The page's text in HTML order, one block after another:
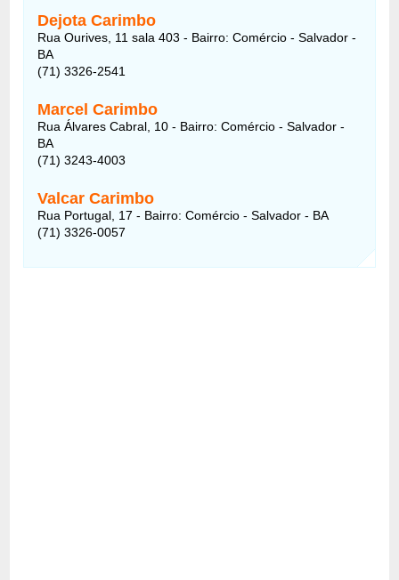
Dejota Carimbo
Rua Ourives, 11 sala 403 - Bairro: Comércio - Salvador -
BA
(71) 3326-2541
Marcel Carimbo
Rua Álvares Cabral, 10 - Bairro: Comércio - Salvador -
BA
(71) 3243-4003
Valcar Carimbo
Rua Portugal, 17 - Bairro: Comércio - Salvador - BA
(71) 3326-0057